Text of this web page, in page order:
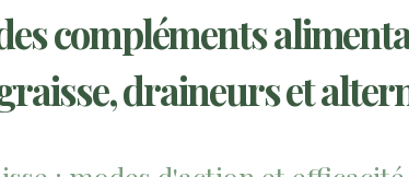
compléments
draineurs et